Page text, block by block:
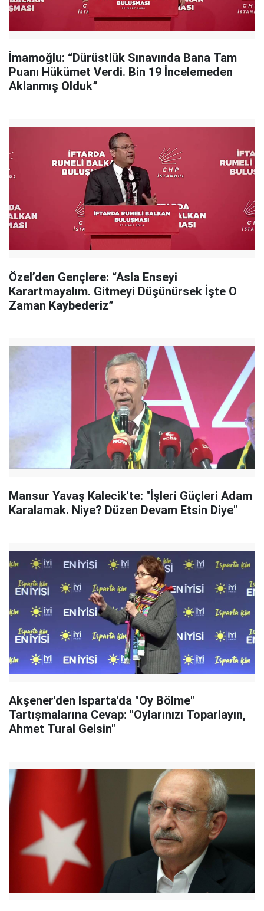
İmamoğlu: “Dürüstlük Sınavında Bana Tam
Puanı Hükümet Verdi. Bin 19 İncelemeden
Aklanmış Olduk”
Özel’den Gençlere: “Asla Enseyi
Karartmayalım. Gitmeyi Düşünürsek İşte O
Zaman Kaybederiz”
Mansur Yavaş Kalecik'te: "İşleri Güçleri Adam
Karalamak. Niye? Düzen Devam Etsin Diye"
Akşener'den Isparta'da "Oy Bölme"
Tartışmalarına Cevap: "Oylarınızı Toparlayın,
Ahmet Tural Gelsin"